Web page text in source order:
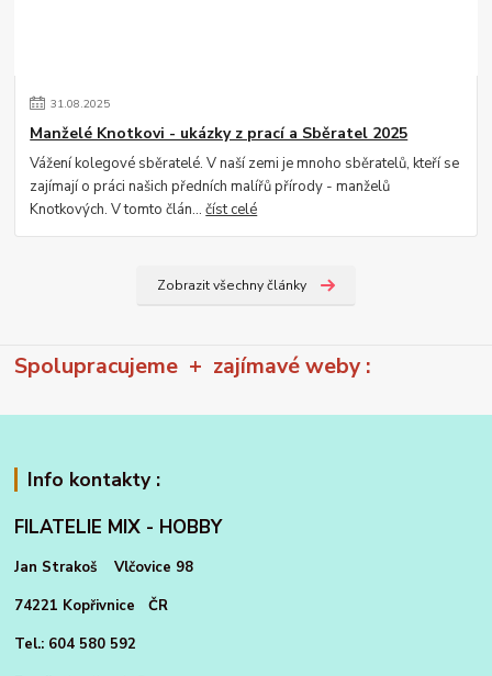
31.08.2025
Manželé Knotkovi - ukázky z prací a Sběratel 2025
Vážení kolegové sběratelé. V naší zemi je mnoho sběratelů, kteří se
zajímají o práci našich předních malířů přírody - manželů
Knotkových. V tomto člán...číst celé
Zobrazit všechny články
Spolupracujeme + zajímavé weby :
Info kontakty :
FILATELIE MIX - HOBBY
Jan Strakoš Vlčovice 98
74221 Kopřivnice ČR
Tel.: 604 580 592